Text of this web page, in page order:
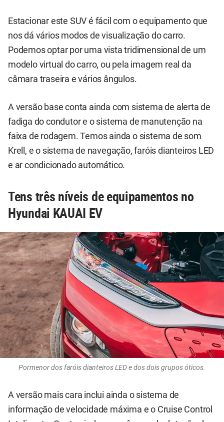
Estacionar este SUV é fácil com o equipamento que
nos dá vários modos de visualização do carro.
Podemos optar por uma vista tridimensional de um
modelo virtual do carro, ou pela imagem real da
câmara traseira e vários ângulos.
A versão base conta ainda com sistema de alerta de
fadiga do condutor e o sistema de manutenção na
faixa de rodagem. Temos ainda o sistema de som
Krell, e o sistema de navegação, faróis dianteiros LED
e ar condicionado automático.
Tens três níveis de equipamentos no
Hyundai KAUAI EV
Pormenor dos faróis dianteiros LED e dos dois grupos óticos.
A versão mais cara inclui ainda o sistema de
informação de velocidade máxima e o Cruise Control